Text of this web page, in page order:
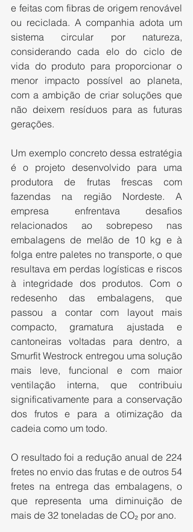
e feitas com fibras de origem renovável
ou reciclada. A companhia adota um
sistema circular por natureza,
considerando cada elo do ciclo de
vida do produto para proporcionar o
menor impacto possível ao planeta,
com a ambição de criar soluções que
não deixem resíduos para as futuras
gerações.
Um exemplo concreto dessa estratégia
é o projeto desenvolvido para uma
produtora de frutas frescas com
fazendas na região Nordeste. A
empresa enfrentava desafios
relacionados ao sobrepeso nas
embalagens de melão de 10 kg e à
folga entre paletes no transporte, o que
resultava em perdas logísticas e riscos
à integridade dos produtos. Com o
redesenho das embalagens, que
passou a contar com layout mais
compacto, gramatura ajustada e
cantoneiras voltadas para dentro, a
Smurfit Westrock entregou uma solução
mais leve, funcional e com maior
ventilação interna, que contribuiu
significativamente para a conservação
dos frutos e para a otimização da
cadeia como um todo.
O resultado foi a redução anual de 224
fretes no envio das frutas e de outros 54
fretes na entrega das embalagens, o
que representa uma diminuição de
mais de 32 toneladas de CO₂ por ano.